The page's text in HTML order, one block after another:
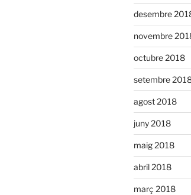
desembre
novembre
octubre 2018
setembre
agost 2018
juny 2018
maig 2018
abril 2018
març 2018